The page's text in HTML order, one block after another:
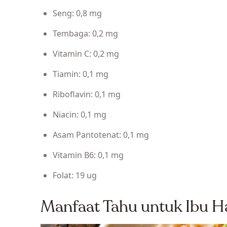
Seng: 0,8 mg
Tembaga: 0,2 mg
Vitamin C: 0,2 mg
Tiamin: 0,1 mg
Riboflavin: 0,1 mg
Niacin: 0,1 mg
Asam Pantotenat: 0,1 mg
Vitamin B6: 0,1 mg
Folat: 19 ug
Manfaat Tahu untuk Ibu